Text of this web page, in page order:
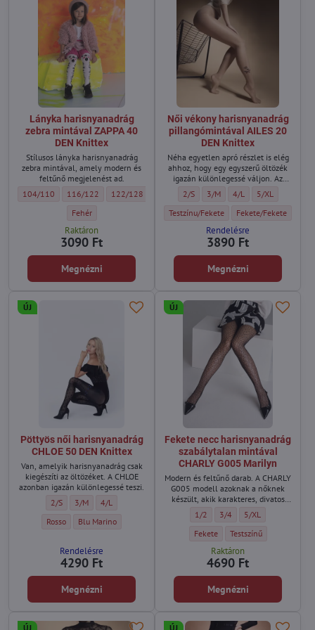
Lányka harisnyanadrág
zebra mintával ZAPPA 40
DEN Knittex
Stílusos lányka harisnyanadrág
zebra mintával, amely modern és
feltűnő megjelenést ad.
Lányka harisnyanadrág zebra mintával ZAPPA 40 DEN Knittex - Méret:
104/110 Lányka harisnyanadrág zebra mintával ZAPPA 40 DEN Knittex -
116/122 Lányka harisnyanadrág zebra mintával ZAPPA 40 DEN
122/128 Lányka harisnyanadrág zebra mintával
128/134
Lányka harisnyanadrág zebra mintával ZAPPA 40 DEN Knittex -
Fehér
Raktáron
3090 Ft
Megnézni
Női vékony harisnyanadrág
pillangómintával AILES 20
DEN Knittex
Néha egyetlen apró részlet is elég
ahhoz, hogy egy egyszerű öltözék
igazán különlegessé váljon. Az
AILES pontosan ilyen.
Női vékony harisnyanadrág
2/S Női vékony harisnyanadrág
3/M Női vékony
4/L Női vékony
5/XL
Női vékony harisnyanadrág
Testzínu/Fekete Női vékony
Fekete/Fekete
Rendelésre
3890 Ft
Megnézni
ÚJ
Pöttyös női harisnyanadrág
CHLOE 50 DEN Knittex
Van, amelyik harisnyanadrág csak
kiegészíti az öltözéket. A CHLOE
azonban igazán különlegessé teszi.
Pöttyös női harisnyanadrág CHLOE 50 DEN Knittex - Méret:
2/S Pöttyös női harisnyanadrág CHLOE 50 DEN Knittex - Méret:
3/M Pöttyös női harisnyanadrág CHLOE 50 DEN Knittex - Méret:
4/L
Pöttyös női harisnyanadrág CHLOE 50 DEN Knittex - Szín:
Rosso Pöttyös női harisnyanadrág CHLOE 50 DEN Knittex - Szín:
Blu Marino
Rendelésre
4290 Ft
Megnézni
ÚJ
Fekete necc harisnyanadrág
szabálytalan mintával
CHARLY G005 Marilyn
Modern és feltűnő darab. A CHARLY
G005 modell azoknak a nőknek
készült, akik karakteres, divatos
Fekete necc harisnyanadrág
1/2 Fekete necc
3/4 Fekete necc
5/XL
Fekete necc harisnyanadrág
Fekete Fekete necc
Testszínű
Raktáron
4690 Ft
Megnézni
ÚJ ÚJ